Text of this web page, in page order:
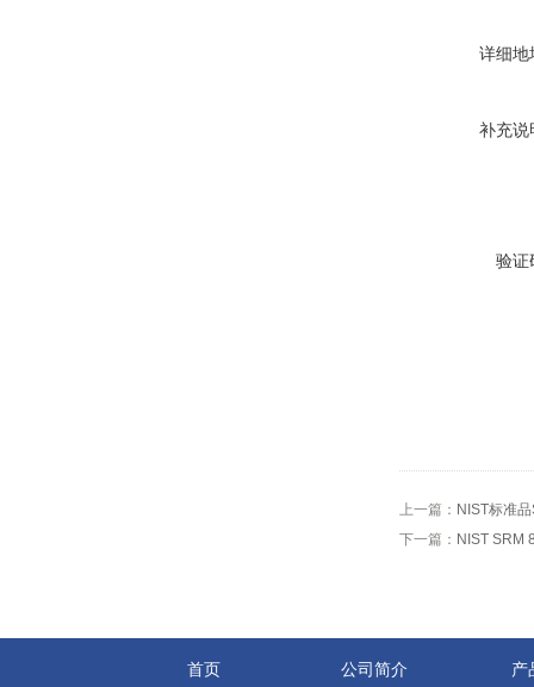
详细地
补充说
验证
上一篇： NIST标准
下一篇： NIST SRM
首页 公司简介 产